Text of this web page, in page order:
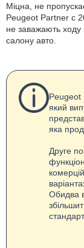
Міцна, не
Peugeot Partner с
не заважають ходу
салону авто.
Peugeot
який
яка
Друге
Обидва